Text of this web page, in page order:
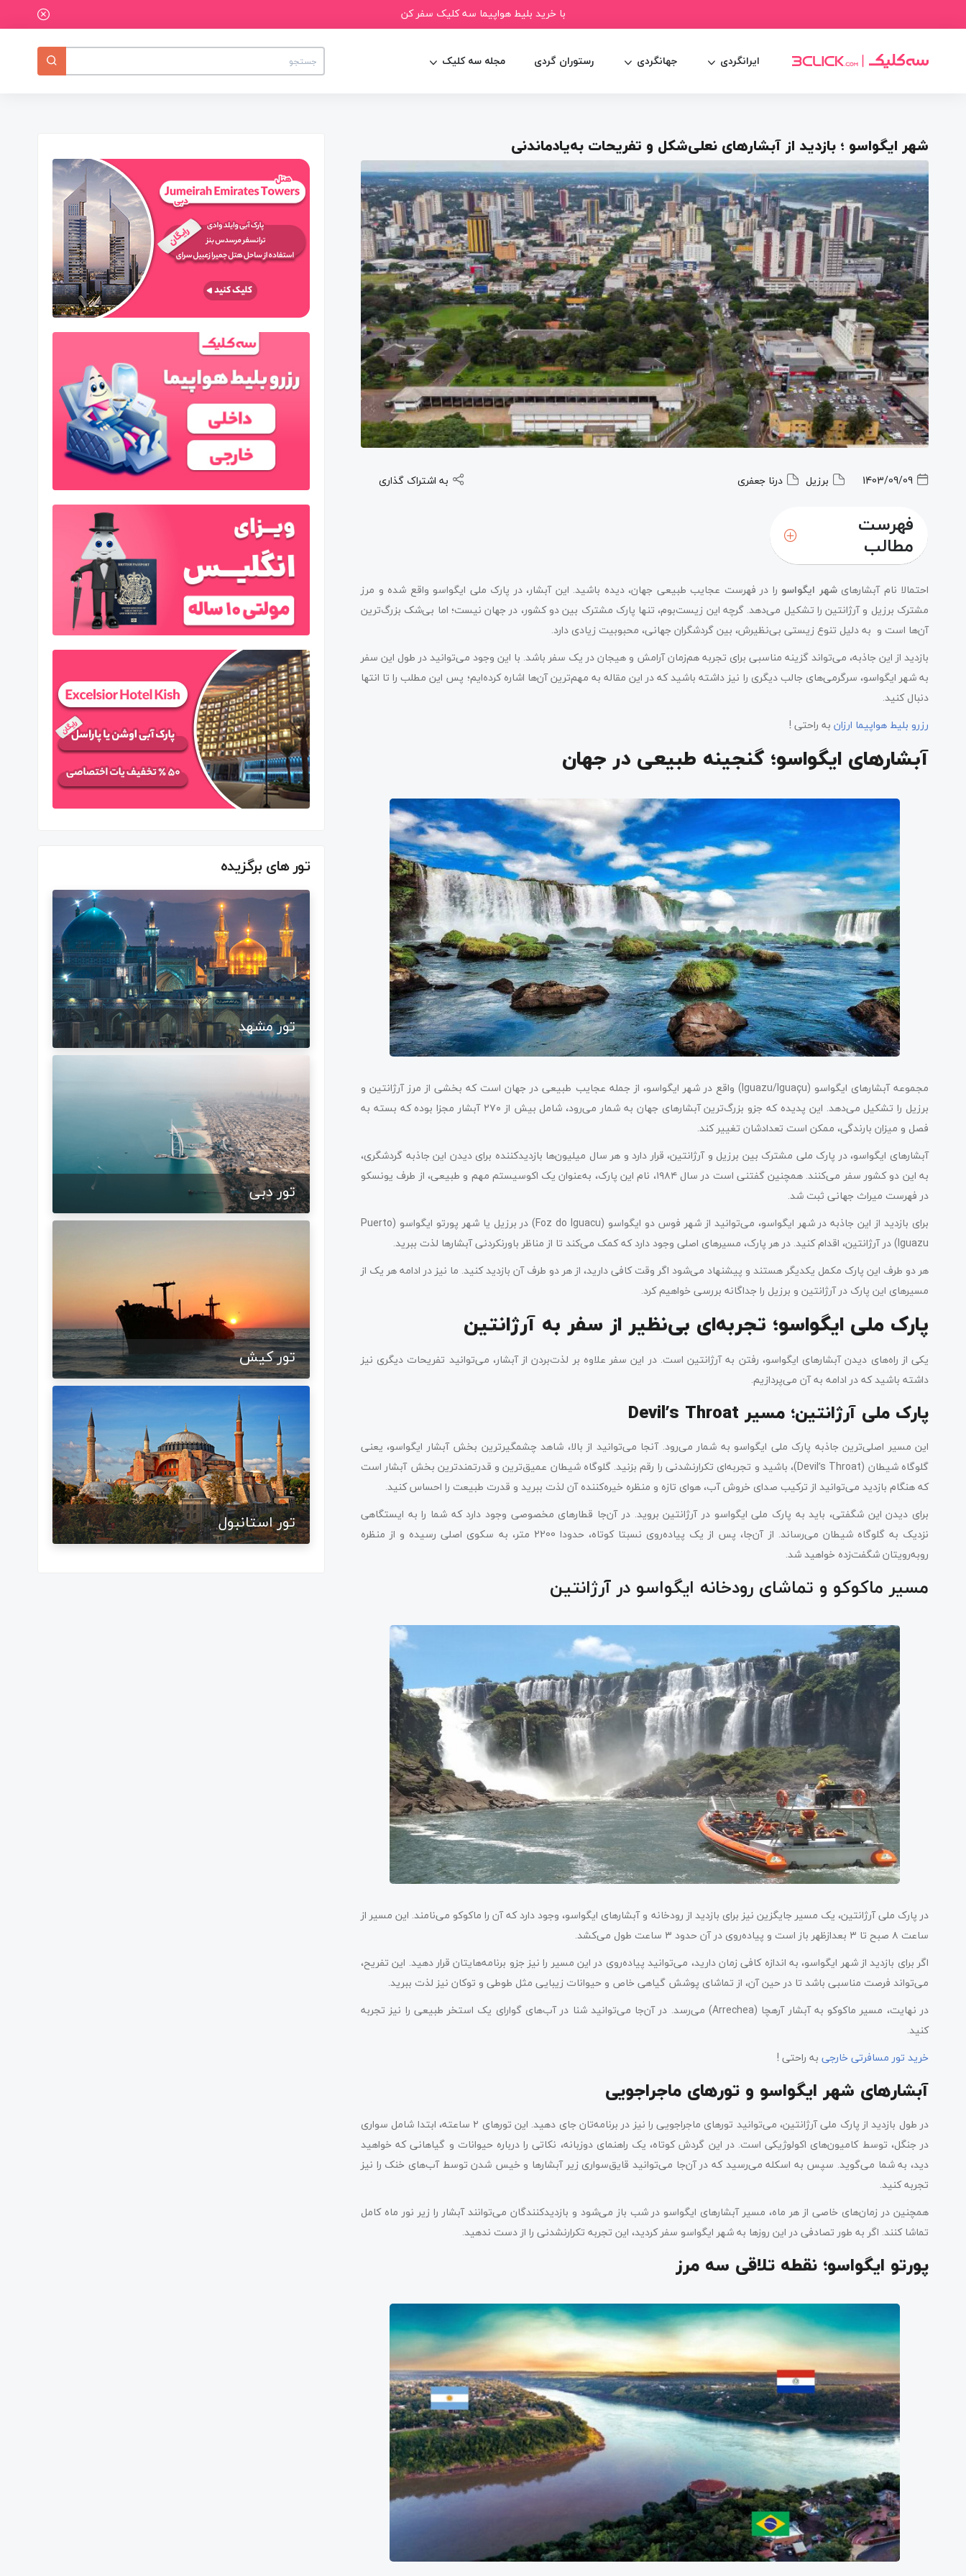
با خرید بلیط هواپیما سه کلیک سفر کن
ایرانگردی جهانگردی رستوران گردی مجله سه کلیک
شهر ایگواسو ؛ بازدید از آبشارهای نعلی‌شکل و تفریحات به‌یادماندنی
1403/09/09 برزیل درنا جعفری به اشتراک گذاری
فهرست
مطالب
پارک ملی ایگواسو؛ تجربه‌‌ای بی‌نظیر از سفر به آرژانتین
برزیل؛ بازدید از آبشارهای ایگواسو و دیگر تفریحات هیجان‌انگیز
کلام آخر سه کلیک درباره شهر ایگواسو و آبشارهایش
احتمالا نام آبشارهایشهر ایگواسو را در فهرست عجایب طبیعی جهان، دیده باشید. این آبشار، در پارک ملی ایگواسو واقع شده و مرز
مشترک برزیل و آرژانتین را تشکیل می‌دهد. گرچه این زیست‌بوم، تنها پارک مشترک بین دو کشور، در جهان نیست؛ اما بی‌شک بزرگ‌ترین
آن‌ها است و به دلیل تنوع زیستی بی‌نظیرش، بین گردشگران جهانی، محبوبیت زیادی دارد.
بازدید از این جاذبه، می‌تواند گزینه مناسبی برای تجربه هم‌زمان آرامش و هیجان در یک سفر باشد. با این وجود می‌توانید در طول این سفر
به شهر ایگواسو، سرگرمی‌های جالب دیگری را نیز داشته باشید که در این مقاله به مهم‌ترین آن‌ها اشاره کرده‌ایم؛ پس این مطلب را تا انتها
دنبال کنید.
رزرو بلیط هواپیما ارزان به راحتی !
آبشارهای ایگواسو؛ گنجینه طبیعی در جهان
مجموعه آبشارهای ایگواسو (Iguazu/Iguaçu) واقع در شهر ایگواسو، از جمله عجایب طبیعی در جهان است که بخشی از مرز آرژانتین و
برزیل را تشکیل می‌دهد. این پدیده که جزو بزرگ‌ترین آبشارهای جهان به‌ شمار می‌رود، شامل بیش از ۲۷۰ آبشار مجزا بوده که بسته به
فصل و میزان بارندگی، ممکن است تعدادشان تغییر کند.
آبشارهای ایگواسو، در پارک ملی مشترک بین برزیل و آرژانتین، قرار دارد و هر سال میلیون‌ها بازدیدکننده برای دیدن این جاذبه گردشگری،
به این دو کشور سفر می‌کنند. همچنین گفتنی است در سال ۱۹۸۴، نام این پارک، به‌عنوان یک اکوسیستم مهم و طبیعی، از طرف یونسکو
در فهرست میراث جهانی ثبت شد.
برای بازدید از این جاذبه در شهر ایگواسو، می‌توانید از شهر فوس دو ایگواسو (Foz do Iguacu) در برزیل یا شهر پورتو ایگواسو (Puerto
Iguazu) در آرژانتین، اقدام کنید. در هر پارک، مسیرهای اصلی وجود دارد که کمک می‌کند تا از مناظر باورنکردنی آبشارها لذت ببرید.
هر دو طرف این پارک مکمل یکدیگر هستند و پیشنهاد می‌شود اگر وقت کافی دارید، از هر دو طرف آن بازدید کنید. ما نیز در ادامه هر یک از
مسیرهای این پارک در آرژانتین و برزیل را جداگانه بررسی خواهیم کرد.
پارک ملی ایگواسو؛ تجربه‌‌ای بی‌نظیر از سفر به آرژانتین
یکی از راه‌های دیدن آبشارهای ایگواسو، رفتن به آرژانتین است. در این سفر علاوه بر لذت‌بردن از آبشار، می‌توانید تفریحات دیگری نیز
داشته باشید که در ادامه به آن می‌پردازیم.
پارک ملی آرژانتین؛ مسیر Devil’s Throat
این مسیر اصلی‌ترین جاذبه پارک ملی ایگواسو به شمار می‌رود. آنجا می‌توانید از بالا، شاهد چشمگیرترین بخش آبشار ایگواسو، یعنی
گلوگاه شیطان (Devil’s Throat)، باشید و تجربه‌ای تکرارنشدنی را رقم بزنید. گلوگاه شیطان عمیق‌ترین و قدرتمندترین بخش آبشار است
که هنگام بازدید می‌توانید از ترکیب صدای خروش آب، هوای تازه و منظره خیره‌کننده آن لذت ببرید و قدرت طبیعت را احساس کنید.
برای دیدن این شگفتی، باید به پارک ملی ایگواسو در آرژانتین بروید. در آن‌جا قطار‌های مخصوصی وجود دارد که شما را به ایستگاهی
نزدیک به گلوگاه شیطان می‌‌رساند. از آن‌جا، پس از یک پیاده‌روی نسبتا کوتاه، حدودا 2200 متر، به سکوی اصلی رسیده و از منظره
روبه‌رویتان شگفت‌زده خواهید شد.
مسیر ماکوکو و تماشای رودخانه ایگواسو در آرژانتین
در پارک ملی آرژانتین، یک مسیر جایگزین نیز برای بازدید از رودخانه و آبشارهای ایگواسو، وجود دارد که آن‌ را ماکوکو می‌نامند. این مسیر از
ساعت ۸ صبح تا ۳ بعدازظهر باز است و پیاده‌روی در آن حدود ۳ ساعت طول می‌کشد.
اگر برای بازدید از شهر ایگواسو، به اندازه کافی زمان دارید، می‌توانید پیاده‌روی در این مسیر را نیز جزو برنامه‌هایتان قرار دهید. این تفریح،
می‌تواند فرصت مناسبی باشد تا در حین آن، از تماشای پوشش گیاهی خاص و حیوانات زیبایی مثل طوطی و توکان نیز لذت ببرید.
در نهایت، مسیر ماکوکو به آبشار آرهچا (Arrechea) می‌رسد. در آن‌جا می‌توانید شنا در آب‌های گوارای یک استخر طبیعی را نیز تجربه
کنید.
خرید تور مسافرتی خارجی به راحتی !
آبشارهای شهر ایگواسو و تورهای ماجراجویی
در طول بازدید از پارک ملی آرژانتین، می‌توانید تورهای ماجراجویی را نیز در برنامه‌تان جای دهید. این تورهای ۲ ساعته، ابتدا شامل سواری
در جنگل، توسط کامیون‌های اکولوژیکی است. در این گردش کوتاه، یک راهنمای دوزبانه، نکاتی را درباره حیوانات و گیاهانی که خواهید
دید، به شما می‌گوید. سپس به اسکله می‌رسید که در آن‌جا می‌توانید قایق‌سواری زیر آبشارها و خیس شدن توسط آب‌های خنک را نیز
تجربه کنید.
همچنین در زمان‌های خاصی از هر ماه، مسیر آبشارهای ایگواسو در شب باز می‌شود و بازدیدکنندگان می‌توانند آبشار را زیر نور ماه کامل
تماشا کنند. اگر به طور تصادفی در این روزها به شهر ایگواسو سفر کردید، این تجربه تکرارنشدنی را از دست ندهید.
پورتو ایگواسو؛ نقطه تلاقی سه مرز
تور های برگزیده
تور مشهد
تور دبی
تور کیش
تور استانبول